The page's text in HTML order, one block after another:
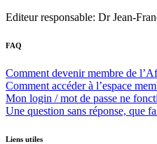
Editeur responsable: Dr Jean-
FAQ
Comment devenir membre de
Comment accéder à l’espace
Mon login / mot de passe ne
Une question sans réponse, que
Liens utiles